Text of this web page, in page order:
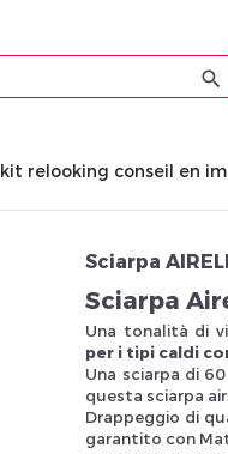

kit relooking conseil en
Sciarpa
Sciarpa
Una tonalità di
per i tipi caldi
Una sciarpa di
questa sciarpa
Drappeggio di
garantito con